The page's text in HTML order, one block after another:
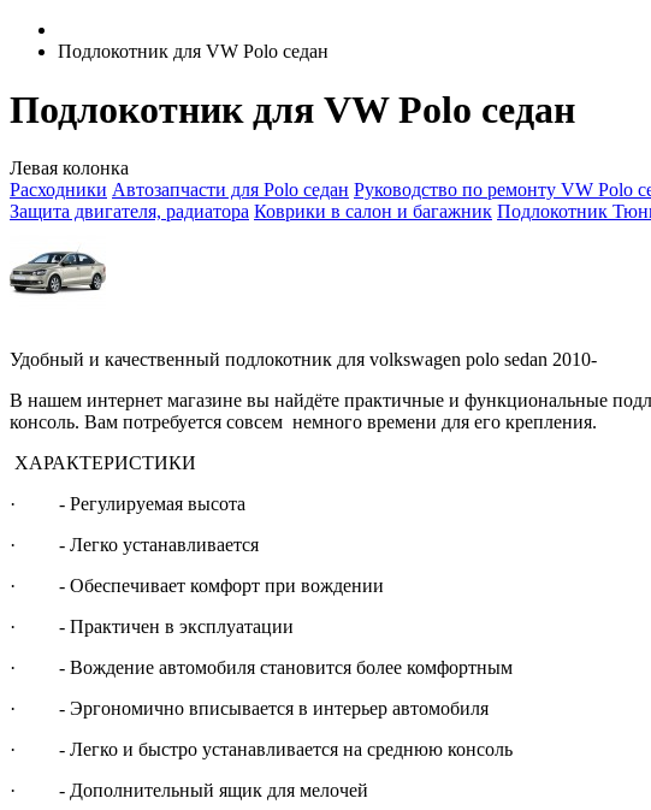
Подлокотник для VW Polo седан
Подлокотник для VW Polo седан
Левая колонка
Расходники Автозапчасти для Polo седан Руководство по ремонту VW Polo
Защита двигателя, радиатора Коврики в салон и багажник Подлокотник
Удобный и качественный подлокотник для volkswagen polo sedan 2010-
В нашем интернет магазине вы найдёте практичные и функциональные
консоль. Вам потребуется совсем немного времени для его крепления.
ХАРАКТЕРИСТИКИ
· - Регулируемая высота
· - Легко устанавливается
· - Обеспечивает комфорт при вождении
· - Практичен в эксплуатации
· - Вождение автомобиля становится более комфортным
· - Эргономично вписывается в интерьер автомобиля
· - Легко и быстро устанавливается на среднюю консоль
· - Дополнительный ящик для мелочей